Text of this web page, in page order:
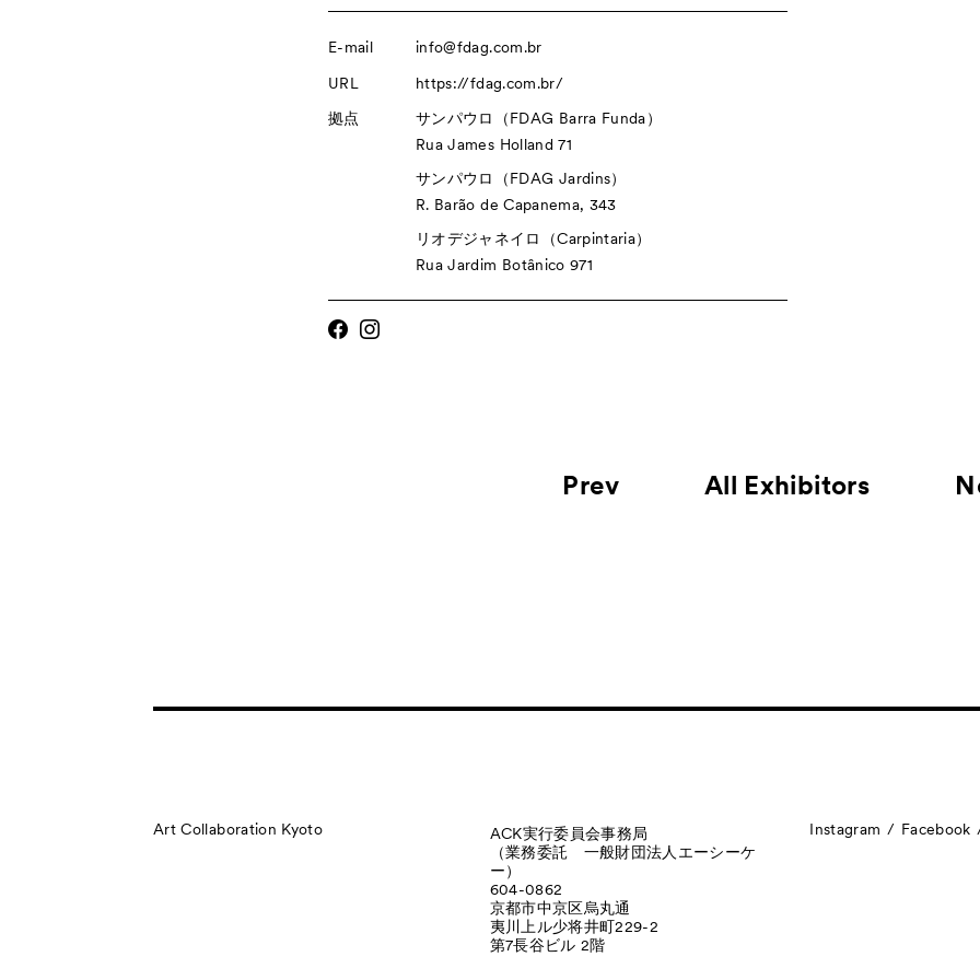
E-mail
info@fdag.com.br
URL
https://fdag.com.br/
拠点
サンパウロ（FDAG Barra Funda）
Rua James Holland 71
サンパウロ（FDAG Jardins）
R. Barão de Capanema, 343
リオデジャネイロ（Carpintaria）
Rua Jardim Botânico 971
Prev All Exhibitors
Art Collaboration Kyoto
ACK実行委員会事務局
（業務委託 一般財団法人エーシーケ
ー）
604-0862
京都市中京区烏丸通
夷川上ル少将井町229-2
第7長谷ビル 2階
Instagram Facebook